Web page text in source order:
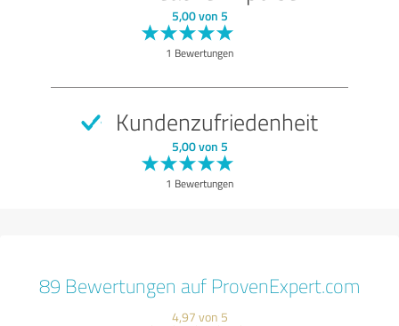
5,00 von 5
1 Bewertungen
Kundenzufriedenheit
5,00 von 5
1 Bewertungen
89 Bewertungen auf ProvenExpert.com
4,97 von 5